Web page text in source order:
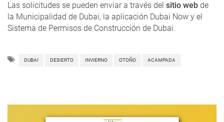
Las solicitudes se pueden enviar a través del sitio web de
la Municipalidad de Dubai, la aplicación Dubai Now y el
Sistema de Permisos de Construcción de Dubai.
DUBAI DESIERTO INVIERNO OTOÑO ACAMPADA